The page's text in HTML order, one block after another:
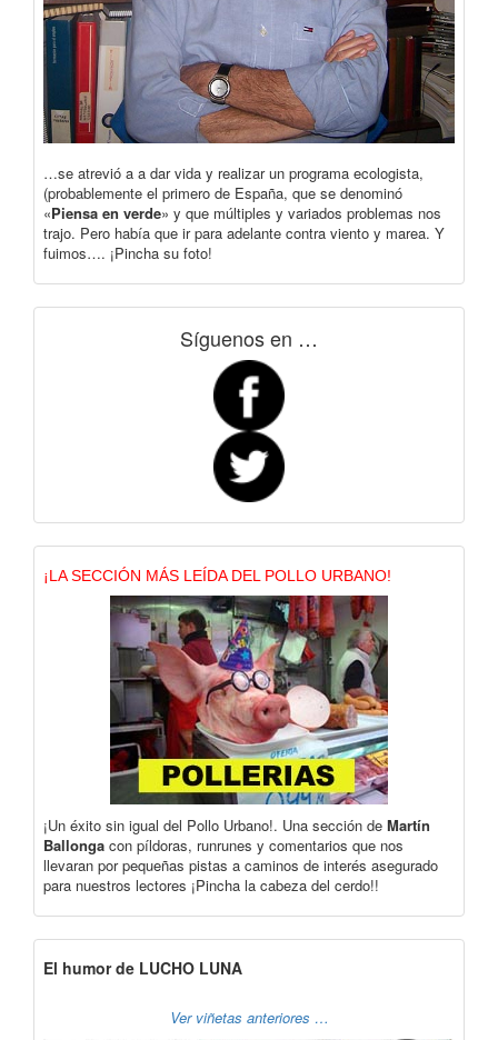
…se atrevió a a dar vida y realizar un programa ecologista,
(probablemente el primero de España, que se denominó
«Piensa en verde» y que múltiples y variados problemas nos
trajo. Pero había que ir para adelante contra viento y marea. Y
fuimos…. ¡Pincha su foto!
Síguenos en …
¡LA SECCIÓN MÁS LEÍDA DEL POLLO URBANO!
¡Un éxito sin igual del Pollo Urbano!. Una sección de Martín
Ballonga con píldoras, runrunes y comentarios que nos
llevaran por pequeñas pistas a caminos de interés asegurado
para nuestros lectores ¡Pincha la cabeza del cerdo!!
El humor de LUCHO LUNA
Ver viñetas anteriores …